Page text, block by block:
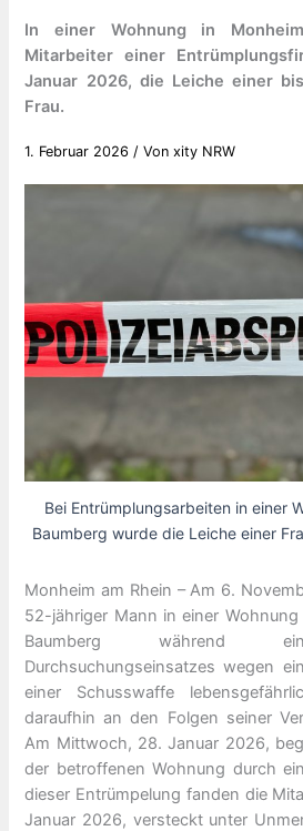
In einer Wohnung in
Mitarbeiter einer
Januar 2026, die Leiche einer
Frau.
1. Februar 2026 / Vonxity NRW
Bei Entrümplungsarbeiten in einer
Baumberg wurde die Leiche einer
Monheim am Rhein – Am 6.
52-jähriger Mann in einer
Baumberg während
Durchsuchungseinsatzes wegen
einer Schusswaffe
daraufhin an den Folgen seiner
Am Mittwoch, 28. Januar 2026,
der betroffenen Wohnung durch
dieser Entrümpelung fanden die
Januar 2026, versteckt unter